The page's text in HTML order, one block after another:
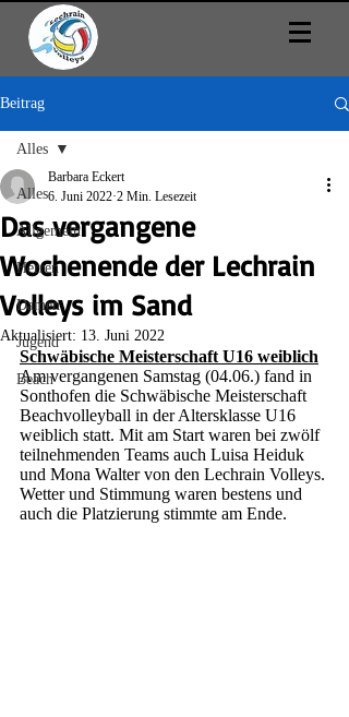
Beitrag
Alles
Allgemein
Herren
Damen
Jugend
Beach
Alles
Das vergangene
Wochenende der Lechrain
Volleys im Sand
Barbara Eckert
6. Juni 2022 2 Min. Lesezeit
Aktualisiert: 13. Juni 2022
Schwäbische Meisterschaft U16 weiblich
Am vergangenen Samstag (04.06.) fand in
Sonthofen die Schwäbische Meisterschaft
Beachvolleyball in der Altersklasse U16
weiblich statt. Mit am Start waren bei zwölf
teilnehmenden Teams auch Luisa Heiduk
und Mona Walter von den Lechrain Volleys.
Wetter und Stimmung waren bestens und
auch die Platzierung stimmte am Ende.